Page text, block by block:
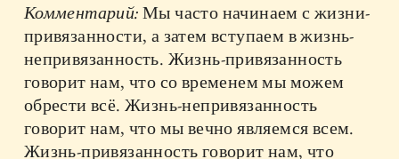
Комментарий:Мы часто начинаем с жизни-
привязанности, а затем вступаем в жизнь-
непривязанность. Жизнь-привязанность
говорит нам, что со временем мы можем
обрести всё. Жизнь-непривязанность
говорит нам, что мы вечно являемся всем.
Жизнь-привязанность говорит нам, что